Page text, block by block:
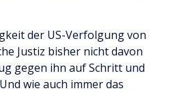
der US-Verfolgung von
Justiz bisher nicht davon
gegen ihn auf Schritt und
wie auch immer das